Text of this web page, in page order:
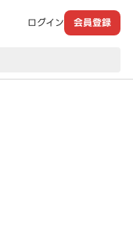
ログイン 会員登録